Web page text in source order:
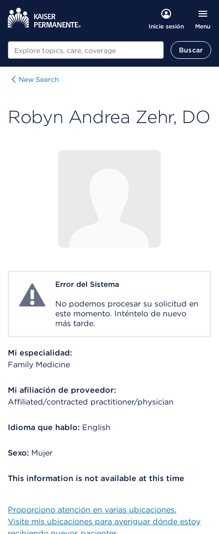
Inicie sesión Menu
Buscar Buscar
New Search
Robyn Andrea Zehr, DO
System ErrorError del Sistema
No podemos procesar su solicitud en
este momento. Inténtelo de nuevo
más tarde.
Mi especialidad:
Family Medicine
Mi afiliación de proveedor:
Affiliated/contracted practitioner/physician
Idioma que hablo: English
Sexo: Mujer
This information is not available at this time
Proporciono atención en varias ubicaciones.
Visite mis ubicaciones para averiguar dónde estoy